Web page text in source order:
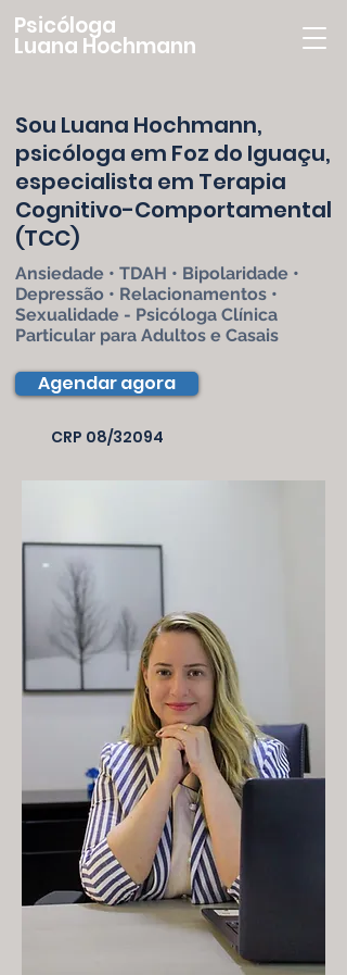
Psicóloga
Luana Hochmann
Sou Luana Hochmann,
psicóloga em Foz do Iguaçu,
especialista em Terapia
Cognitivo-Comportamental
(TCC)
Ansiedade • TDAH • Bipolaridade •
Depressão • Relacionamentos •
Sexualidade - Psicóloga Clínica
Particular para Adultos e Casais
Agendar agora
CRP 08/32094